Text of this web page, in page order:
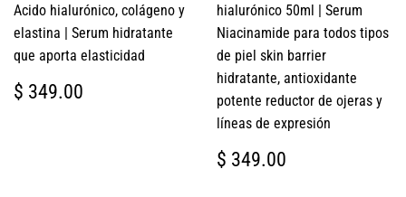
Acido hialurónico, colágeno y
elastina | Serum hidratante
que aporta elasticidad
PRECIO
HABITUAL
$ 349.00
hialurónico 50ml | Serum
Niacinamide para todos tipos
de piel skin barrier
hidratante, antioxidante
potente reductor de ojeras y
líneas de expresión
PRECIO
HABITUAL
$ 349.00